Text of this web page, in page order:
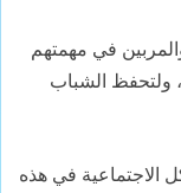
في مهمتهم
ولتحفظ الشباب
الاجتماعية في هذه